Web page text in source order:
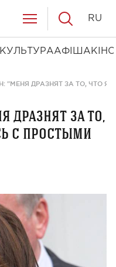
КУЛЬТУРААФІША КІНО
RU
"МЕНЯ ДРАЗНЯТ ЗА ТО, ЧТО
дразнят за то,
с простыми